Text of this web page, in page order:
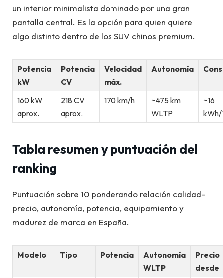
un interior minimalista dominado por una gran
pantalla central. Es la opción para quien quiere
algo distinto dentro de los SUV chinos premium.
Potencia
kW
Potencia
CV
Velocidad
máx.
Autonomía
160 kW
aprox.
218 CV
aprox.
170 km/h
~475 km
WLTP
~16
kWh/
Tabla resumen y puntuación del
ranking
Puntuación sobre 10 ponderando relación calidad-
precio, autonomía, potencia, equipamiento y
madurez de marca en España.
Modelo Tipo Potencia
Autonomía
WLTP
Precio
desde